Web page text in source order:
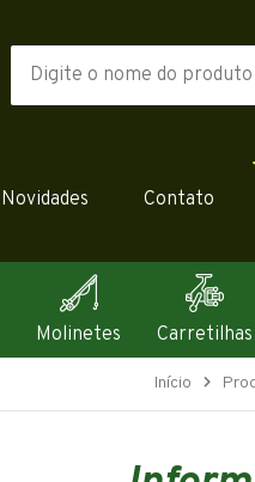
Novidades Contato
Molinetes Carretilhas
Início